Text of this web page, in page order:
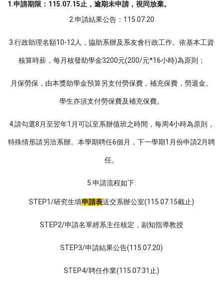
1.申請期限： 115.07.15止，逾期未申請，視同放棄。
2.申請結果公告： 115.07.20
3.行政助理名額10-12人，協助系辦及系友會行政工作。依基本工資
核算時薪，每月核發助學金3200元(200/元*16小時)為原則；
月保勞保，由本獎助學金預算另支付勞保費 ，補充保費 ，勞退金。
學生亦須支付勞保費及補充保費。
4.請勾選8 月至翌年1 月可以至系辦值班之時間，每周 4小時為原則，
特殊情形請另洽系辦。本學期聘任6個月，下一學期 1 月份申請2月聘
任。
5.申請流程如下:
STEP1/研究生填申請表送交系辦公室(115.07.15截止)
STEP2/申請名單經系主任核定，副知指導教授
STEP3/申請結果公告(115.07.20)
STEP4/聘任作業(115.07.31 止)